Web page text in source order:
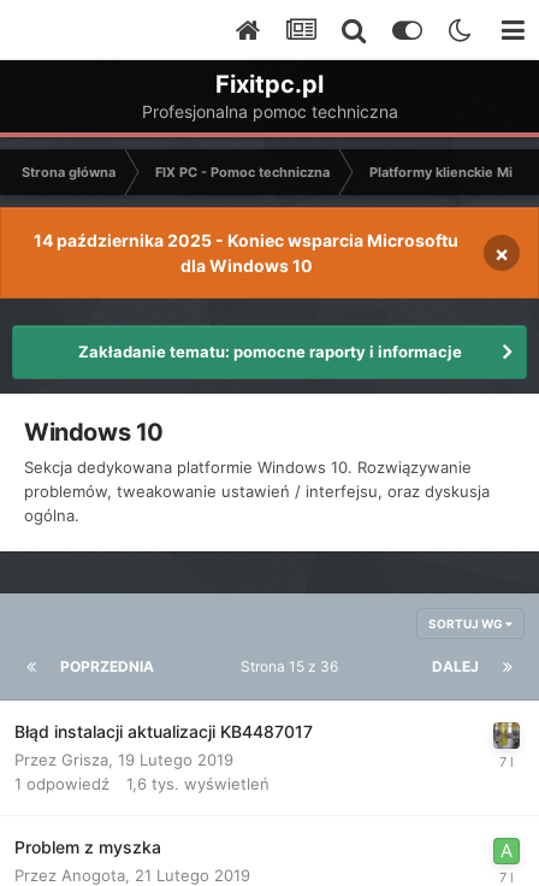
Fixitpc.pl
Profesjonalna pomoc techniczna
Strona główna FIX PC - Pomoc techniczna Platformy klienckie
14 października 2025 - Koniec wsparcia Microsoftu
dla Windows 10
×
Zakładanie tematu: pomocne raporty i informacje
Windows 10
Sekcja dedykowana platformie Windows 10. Rozwiązywanie
problemów, tweakowanie ustawień / interfejsu, oraz dyskusja
ogólna.
SORTUJ WG
POPRZEDNIA DALEJ
Strona 15 z 36
Błąd instalacji aktualizacji KB4487017
Przez Grisza 19 Lutego 2019
1 odpowiedź 1,6 tys. wyświetleń
Problem z myszka
Przez Anogota 21 Lutego 2019